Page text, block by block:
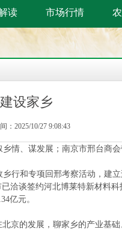
读 市场行情
设家乡
：2025/10/27 9:08:43
、谋发展；南京市邢台商会
和专项回邢考察活动，建
洽谈签约河北博莱特新材料
亿元。
的发展，聊家乡的产业基础